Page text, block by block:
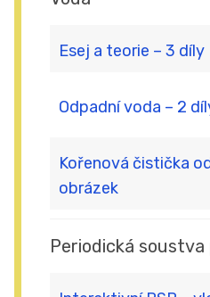
Esej a teorie – 3 díly
Odpadní voda – 2
Kořenová čistička
obrázek
Periodická soustva